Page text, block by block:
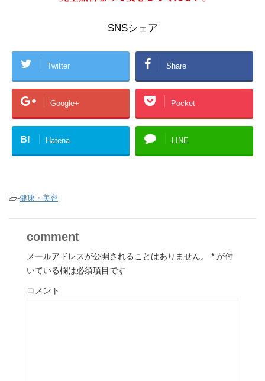
SNSシェア
Twitter Share
Google+ Pocket
B! Hatena LINE
-健康・美容
comment
メールアドレスが公開されることはありません。 * が付
いている欄は必須項目です
コメント